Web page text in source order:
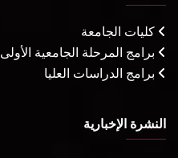
كليات الجامعة
برامج المرحلة الجامعية الأولى
برامج الدراسات العليا
النشرة الإخبارية